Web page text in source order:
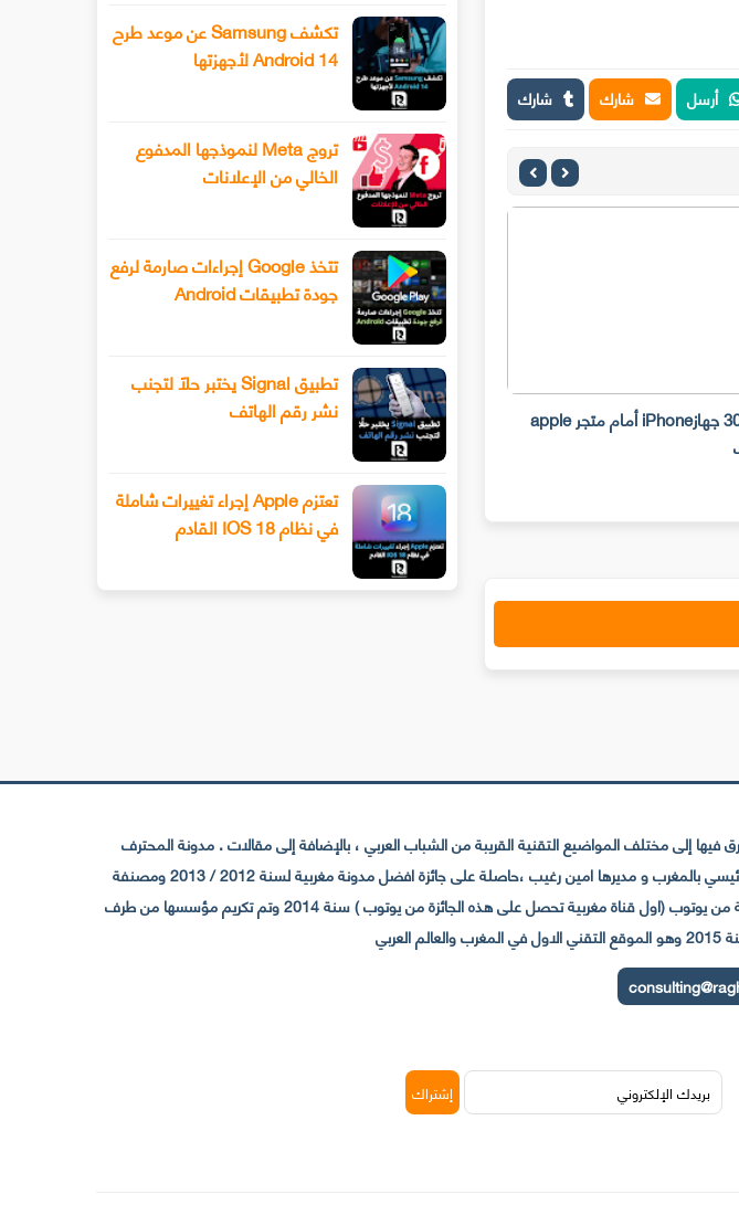
أرسل شارك شارك
سرقة 300 جهازiPhone أمام متجر apple سيحصل هاتف Xiaomi 13 أخيرًا على عدسة
تليفوتوغرافي
تكشف Samsung عن موعد طرح
Android 14 لأجهزتها
تروج Meta لنموذجها المدفوع
الخالي من الإعلانات
تتخذ Google إجراءات صارمة لرفع
جودة تطبيقات Android
تطبيق Signal يختبر حلًا لتجنب
نشر رقم الهاتف
تعتزم Apple إجراء تغييرات شاملة
في نظام IOS 18 القادم
مختلف المواضيع التقنية القريبة من الشباب العربي ، بالإضافة إلى مقالات . مدونة المحترف
تأسست سنة 2009 حيث تستقطب الآن عدد كبير من الزوار من كافة ربوع الوطن العربي ، حيث ان مقرها الرئيسي بالمغرب و مديرها امين رغيب ،حاصلة على جائزة افضل مدونة مغربية لسنة 2012 / 2013 ومصنفة
ضمن افضل 10 مدونات عربية حسب المركز الدولي للصحفيين ICFJ سنة 2013 وحاصلة على الجائزة الفضية من يوتوب (اول قناة مغربية تحصل على هذه الجائزة من يوتوب ) سنة 2014 وتم تكريم مؤسسها من طرف